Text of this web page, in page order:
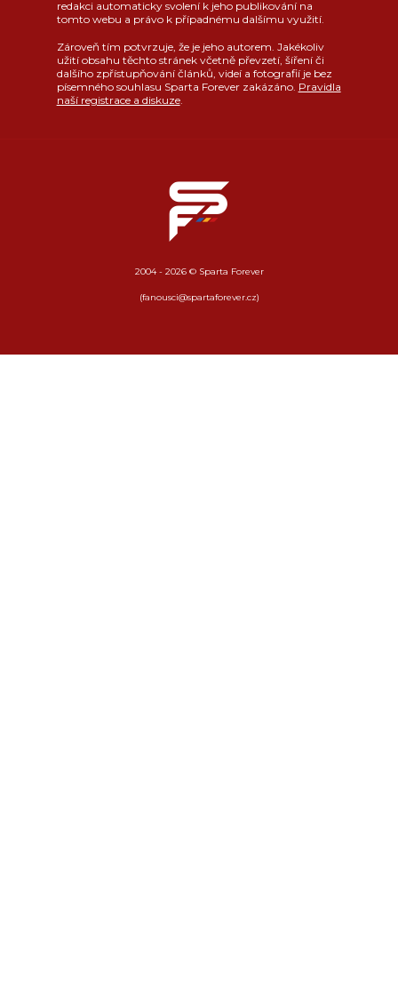
redakci automaticky svolení k jeho publikování na
tomto webu a právo k případnému dalšímu využití.
Zároveň tím potvrzuje, že je jeho autorem. Jakékoliv
užití obsahu těchto stránek včetně převzetí, šíření či
dalšího zpřístupňování článků, videí a fotografií je bez
písemného souhlasu Sparta Forever zakázáno. Pravidla
naší registrace a diskuze.
2004 - 2026 © Sparta Forever
(fanousci@spartaforever.cz)